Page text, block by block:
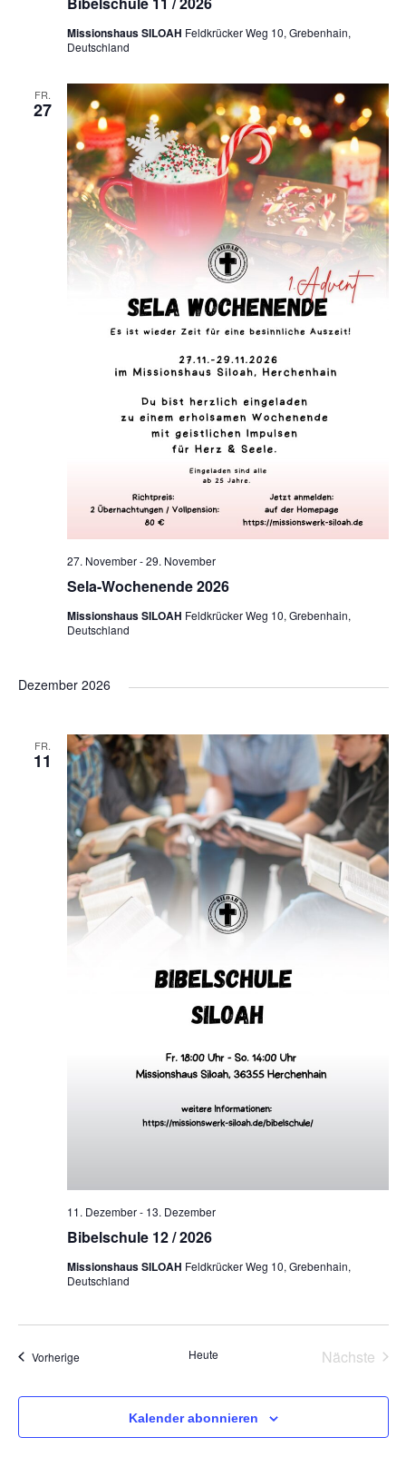
Missionshaus SILOAH Feldkrücker Weg 10, Grebenhain,
Deutschland
FR.
27
Sela-Wochenende 2026
27. November-29. November
Missionshaus SILOAH Feldkrücker Weg 10, Grebenhain,
Deutschland
Dezember 2026
FR.
11
Bibelschule 12 / 2026
11. Dezember- 13. Dezember
Missionshaus SILOAH Feldkrücker Weg 10, Grebenhain,
Deutschland
VorherigeVeranstaltungen Heute
Nächste
Kalender abonnieren